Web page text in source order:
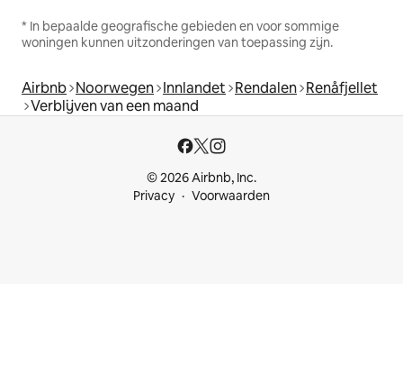
* In bepaalde geografische gebieden en voor sommige
woningen kunnen uitzonderingen van toepassing zijn.
Airbnb Noorwegen Innlandet Rendalen Renåfjellet
Verblijven van een maand
© 2026 Airbnb, Inc.
Privacy
Voorwaarden